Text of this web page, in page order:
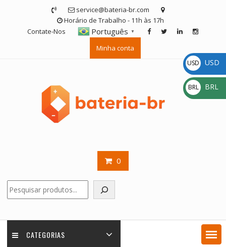
service@bateria-br.com
Horário de Trabalho - 11h às 17h
Contate-Nos
Português ▼
Minha conta
0
CATEGORIAS
USD
$
USD
BRL
R$
BRL